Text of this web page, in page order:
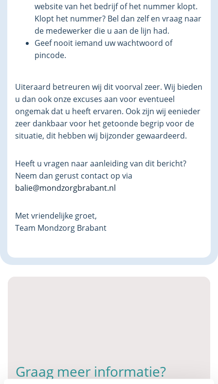
website van het bedrijf of het nummer klopt.
Klopt het nummer? Bel dan zelf en vraag naar
de medewerker die u aan de lijn had.
Geef nooit iemand uw wachtwoord of
pincode.
Uiteraard betreuren wij dit voorval zeer. Wij bieden
u dan ook onze excuses aan voor eventueel
ongemak dat u heeft ervaren. Ook zijn wij eenieder
zeer dankbaar voor het getoonde begrip voor de
situatie, dit hebben wij bijzonder gewaardeerd.
Heeft u vragen naar aanleiding van dit bericht?
Neem dan gerust contact op via
balie@mondzorgbrabant.nl
Met vriendelijke groet,
Team Mondzorg Brabant
Graag meer informatie?